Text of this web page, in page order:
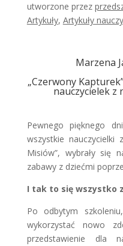
utworzone przez
Artykuły, Artykuły
Marzena
„Czerwony
nauczycielek z
Pewnego pięknego
wszystkie nauczycielki
Misiów”, wybrały się
zabawy z dziećmi
I tak to się wszystko
Po odbytym
wykorzystać nowo
przedstawienie dla